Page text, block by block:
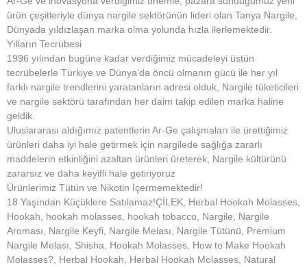
ürün çeşitleriyle dünya nargile sektörünün lideri olan Tanya Nargile,
Dünyada yıldızlaşan marka olma yolunda hızla ilerlemektedir.
Yılların Tecrübesi
1996 yılından bugüne kadar verdiğimiz mücadeleyi üstün
tecrübelerle Türkiye ve Dünya’da öncü olmanın gücü ile her yıl
farklı nargile trendlerini yaratanların adresi olduk, Nargile tüketicileri
ve nargile sektörü tarafından her daim takip edilen marka haline
geldik.
Uluslararası aldığımız patentlerin Ar-Ge çalışmaları ile ürettiğimiz
ürünleri daha iyi hale getirmek için nargilede sağlığa zararlı
maddelerin etkinliğini azaltan ürünleri üreterek, Nargile kültürünü
zararsız ve daha keyifli hale getiriyoruz
Ürünlerimiz Tütün ve Nikotin İçermemektedir!
18 Yaşından Küçüklere Satılamaz!ÇİLEK, Herbal Hookah Molasses,
Hookah, hookah molasses, hookah tobacco, Nargile, Nargile
Aroması, Nargile Keyfi, Nargile Melası, Nargile Tütünü, Premium
Nargile Melası, Shisha, Hookah Molasses, How to Make Hookah
Molasses?, Herbal Hookah, Herbal Hookah Molasses, Natural